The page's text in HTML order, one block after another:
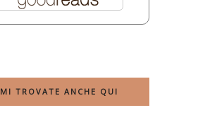
MI TROVATE ANCHE QUI